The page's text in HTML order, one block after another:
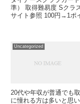
準） 取得難易度 Sクラ
サイト参照 100円→1ポ
Uncategorized
20代や年収が普通でも
に憧れる方は多いと思